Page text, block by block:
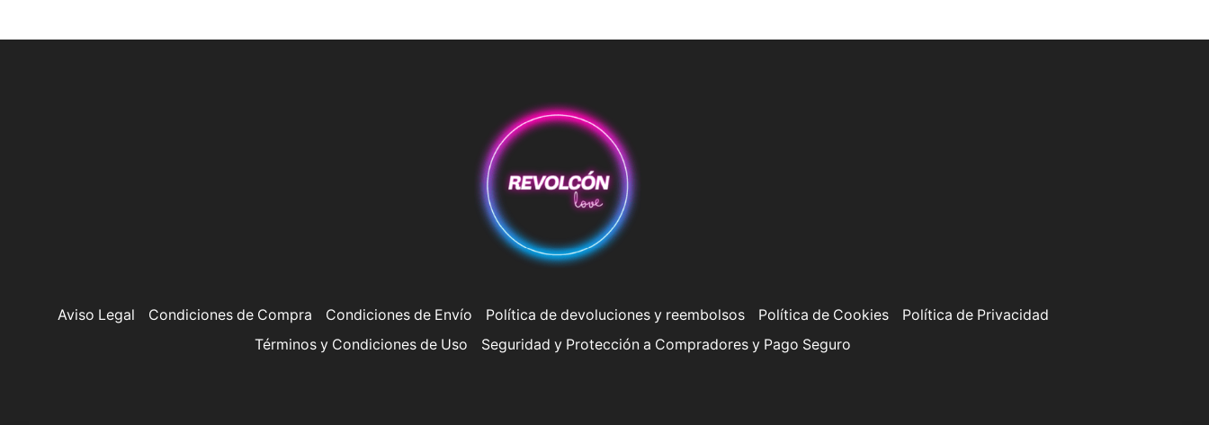
Aviso Legal Condiciones de Compra Condiciones de Envío Política de devoluciones y reembolsos Política de Cookies
Política de Privacidad
Términos y Condiciones de Uso
Seguridad y Protección a Compradores y Pago Seguro